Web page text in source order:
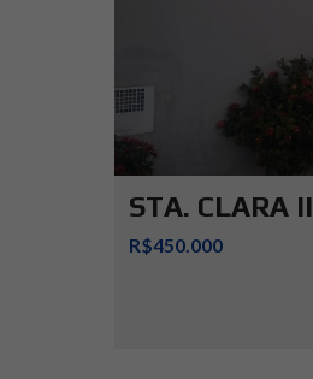
STA. CLARA II
R$450.000